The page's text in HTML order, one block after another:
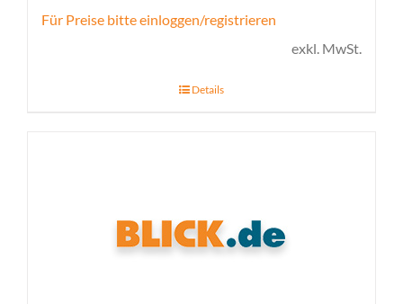
Für Preise bitte einloggen/registrieren
exkl. MwSt.
Details